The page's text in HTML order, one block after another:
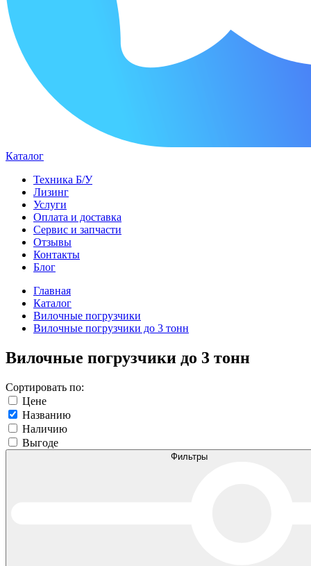
Каталог
Техника Б/У
Лизинг
Услуги
Оплата и доставка
Сервис и запчасти
Отзывы
Контакты
Блог
Главная
Каталог
Вилочные погрузчики
Вилочные погрузчики до 3 тонн
Вилочные погрузчики до 3 тонн
Сортировать по:
Цене
Названию
Наличию
Выгоде
Фильтры